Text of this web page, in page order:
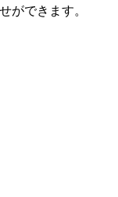
ができます。